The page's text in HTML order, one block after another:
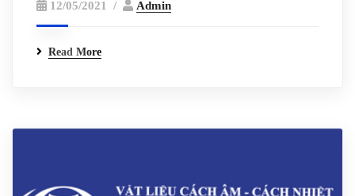
12/05/2021 Admin
Read More